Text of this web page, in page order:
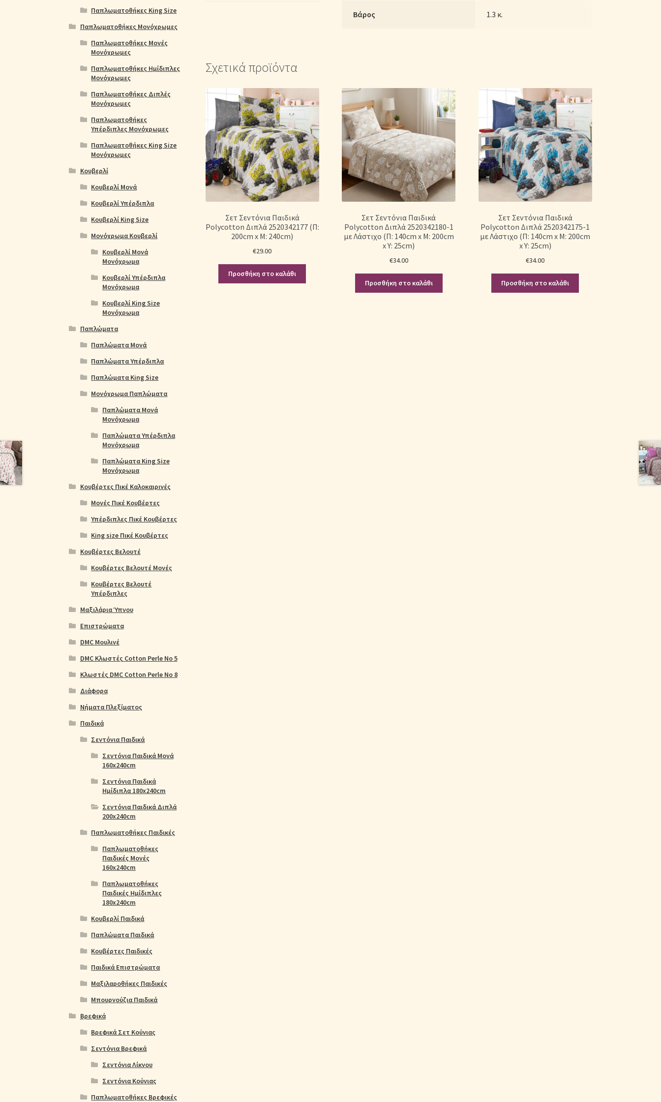
Βάρος 1.3 κ.
Σχετικά προϊόντα
Σετ Σεντόνια Παιδικά
Polycotton Διπλά 2520342177 (Π:
200cm x Μ: 240cm)
€29.00
Προσθήκη στο καλάθι
Σετ Σεντόνια Παιδικά
Polycotton Διπλά 2520342180-1
με Λάστιχο (Π: 140cm x Μ: 200cm
x Υ: 25cm)
€34.00
Προσθήκη στο καλάθι
Σετ Σεντόνια Παιδικά
Polycotton Διπλά 2520342175-1
με Λάστιχο (Π: 140cm x Μ: 200cm
x Υ: 25cm)
€34.00
Προσθήκη στο καλάθι
Παπλωματοθήκες King Size
Παπλωματοθήκες Μονόχρωμες
Παπλωματοθήκες Μονές
Μονόχρωμες
Παπλωματοθήκες Ημίδιπλες
Μονόχρωμες
Παπλωματοθήκες Διπλές
Μονόχρωμες
Παπλωματοθήκες
Υπέρδιπλες Μονόχρωμες
Παπλωματοθήκες King Size
Μονόχρωμες
Κουβερλί
Κουβερλί Μονά
Κουβερλί Υπέρδιπλα
Κουβερλί King Size
Μονόχρωμα Κουβερλί
Κουβερλί Μονά
Μονόχρωμα
Κουβερλί Υπέρδιπλα
Μονόχρωμα
Κουβερλί King Size
Μονόχρωμα
Παπλώματα
Παπλώματα Μονά
Παπλώματα Υπέρδιπλα
Παπλώματα King Size
Μονόχρωμα Παπλώματα
Παπλώματα Μονά
Μονόχρωμα
Παπλώματα Υπέρδιπλα
Μονόχρωμα
Παπλώματα King Size
Μονόχρωμα
Κουβέρτες Πικέ Καλοκαιρινές
Μονές Πικέ Κουβέρτες
Υπέρδιπλες Πικέ Κουβέρτες
King size Πικέ Κουβέρτες
Κουβέρτες Βελουτέ
Κουβέρτες Βελουτέ Μονές
Κουβέρτες Βελουτέ
Υπέρδιπλες
Μαξιλάρια Ύπνου
Επιστρώματα
DMC Μουλινέ
DMC Κλωστές Cotton Perle No 5
Κλωστές DMC Cotton Perle No 8
Διάφορα
Νήματα Πλεξίματος
Παιδικά
Σεντόνια Παιδικά
Σεντόνια Παιδικά Μονά
160x240cm
Σεντόνια Παιδικά
Ημίδιπλα 180x240cm
Σεντόνια Παιδικά Διπλά
200x240cm
Παπλωματοθήκες Παιδικές
Παπλωματοθήκες
Παιδικές Μονές
160x240cm
Παπλωματοθήκες
Παιδικές Ημίδιπλες
180x240cm
Κουβερλί Παιδικά
Παπλώματα Παιδικά
Κουβέρτες Παιδικές
Παιδικά Επιστρώματα
Μαξιλαροθήκες Παιδικές
Μπουρνούζια Παιδικά
Βρεφικά
Βρεφικά Σετ Κούνιας
Σεντόνια Βρεφικά
Σεντόνια Λίκνου
Σεντόνια Κούνιας
Παπλωματοθήκες Βρεφικές